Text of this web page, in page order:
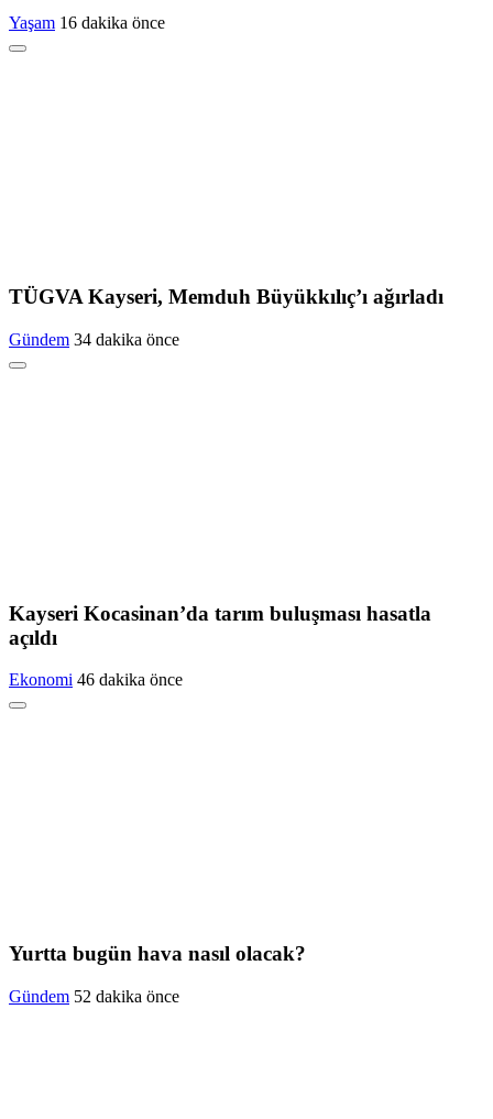
Yaşam 16 dakika önce
TÜGVA Kayseri, Memduh Büyükkılıç’ı ağırladı
Gündem 34 dakika önce
Kayseri Kocasinan’da tarım buluşması hasatla
açıldı
Ekonomi 46 dakika önce
Yurtta bugün hava nasıl olacak?
Gündem 52 dakika önce